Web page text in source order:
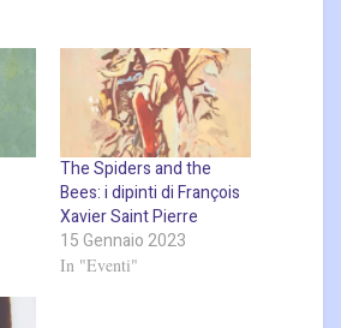
The Spiders and the
Bees: i dipinti di François
Xavier Saint Pierre
15 Gennaio 2023
In "Eventi"